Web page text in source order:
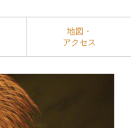
地図・
アクセス